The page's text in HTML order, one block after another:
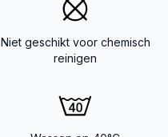
Niet geschikt voor chemisch
reinigen